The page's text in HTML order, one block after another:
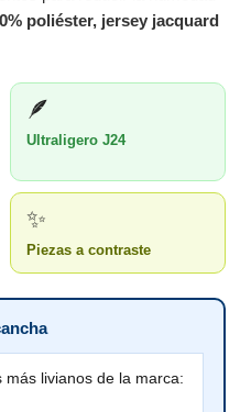
poliéster, jersey jacquard
🪶
Ultraligero J24
✨
Piezas a contraste
livianos de la marca: